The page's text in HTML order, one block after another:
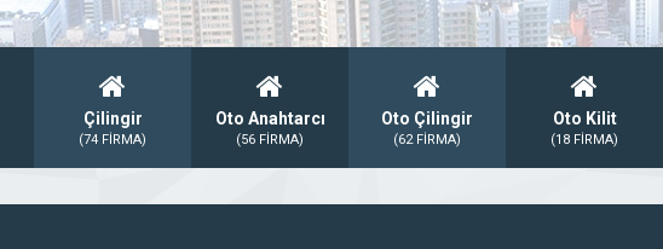
Çilingir
(74 FİRMA)
Oto Anahtarcı
(56 FİRMA)
Oto Çilingir
(62 FİRMA)
Oto Kilit
(18 FİRMA)